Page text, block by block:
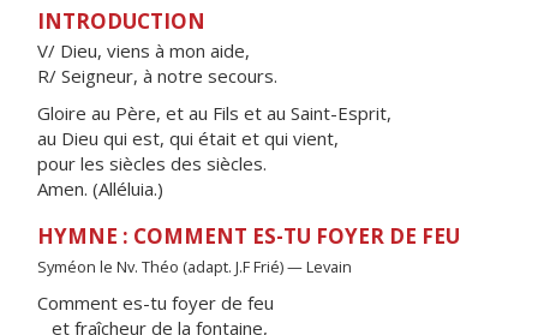
INTRODUCTION
V/ Dieu, viens à mon aide,
R/ Seigneur, à notre secours.
Gloire au Père, et au Fils et au Saint-Esprit,
au Dieu qui est, qui était et qui vient,
pour les siècles des siècles.
Amen. (Alléluia.)
HYMNE : COMMENT ES-TU FOYER DE FEU
Syméon le Nv. Théo (adapt. J.F Frié) — Levain
Comment es-tu foyer de feu
et fraîcheur de la fontaine,